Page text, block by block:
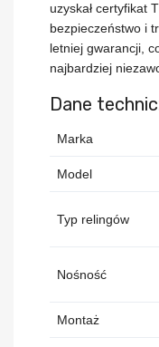
uzyskał certyfikat
bezpieczeństwo i
letniej gwarancji,
najbardziej
Dane
Marka
Model
Typ relingów
Nośność
Montaż